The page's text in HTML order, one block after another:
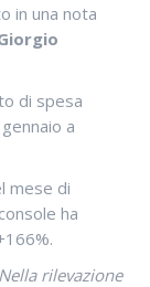
in una nota
di spesa
a
mese di
ha
Nella rilevazione